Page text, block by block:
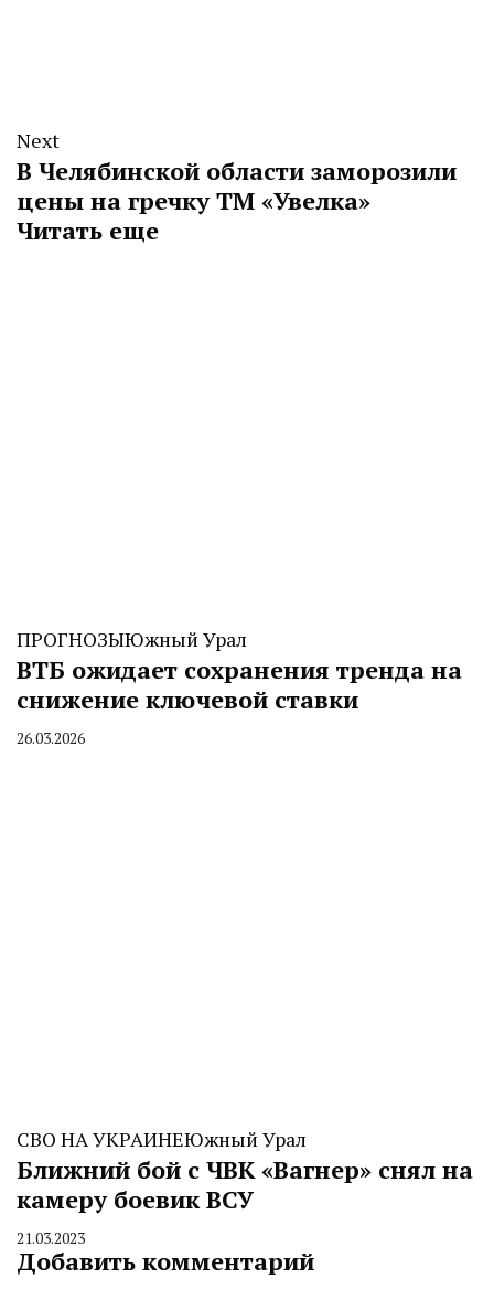
Next
В Челябинской области заморозили
цены на гречку ТМ «Увелка»
Читать еще
ПРОГНОЗЫЮжный Урал
ВТБ ожидает сохранения тренда на
снижение ключевой ставки
By
26.03.2026
СВО НА УКРАИНЕЮжный Урал
Ближний бой с ЧВК «Вагнер» снял на
камеру боевик ВСУ
By
CHELINDUSTRY
21.03.2023
Добавить комментарий